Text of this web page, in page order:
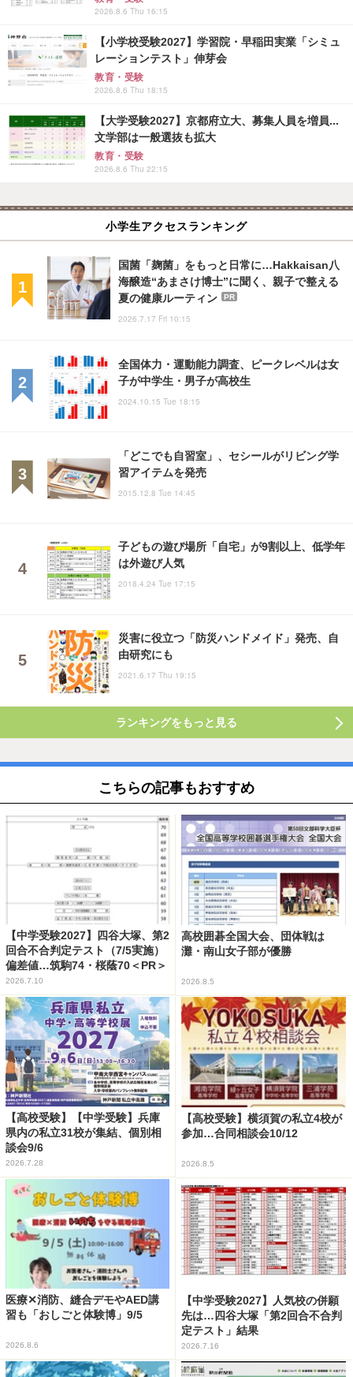
2026.8.6 Thu 16:15
【小学校受験2027】学習院・早稲田実業「シミュ
レーションテスト」伸芽会
教育・受験
2026.8.6 Thu 18:15
【大学受験2027】京都府立大、募集人員を増員...
文学部は一般選抜も拡大
教育・受験
2026.8.6 Thu 22:15
小学生アクセスランキング
国菌「麹菌」をもっと日常に…Hakkaisan八
海醸造“あまさけ博士”に聞く、親子で整える
夏の健康ルーティン
PR
2026.7.17 Fri 10:15
全国体力・運動能力調査、ピークレベルは女
子が中学生・男子が高校生
2024.10.15 Tue 18:15
「どこでも自習室」、セシールがリビング学
習アイテムを発売
2015.12.8 Tue 14:45
子どもの遊び場所「自宅」が9割以上、低学年
は外遊び人気
2018.4.24 Tue 17:15
災害に役立つ「防災ハンドメイド」発売、自
由研究にも
2021.6.17 Thu 19:15
ランキングをもっと見る
こちらの記事もおすすめ
【中学受験2027】四谷大塚、第2
回合不合判定テスト（7/5実施）
偏差値…筑駒74・桜蔭70＜PR＞
2026.7.10
高校囲碁全国大会、団体戦は
灘・南山女子部が優勝
2026.8.5
【高校受験】【中学受験】兵庫
県内の私立31校が集結、個別相
談会9/6
2026.7.28
【高校受験】横須賀の私立4校が
参加…合同相談会10/12
2026.8.5
医療✕消防、縫合デモやAED講
習も「おしごと体験博」9/5
2026.8.6
【中学受験2027】人気校の併願
先は…四谷大塚「第2回合不合判
定テスト」結果
2026.7.16